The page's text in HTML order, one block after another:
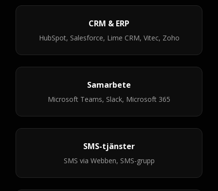
CRM & ERP
HubSpot, Salesforce, Lime CRM, Vitec, Zoho
Samarbete
Microsoft Teams, Slack, Microsoft 365
SMS-tjänster
SMS via Webben, SMS-grupp